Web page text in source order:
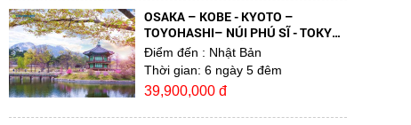
OSAKA – KOBE - KYOTO –
TOYOHASHI– NÚI PHÚ SĨ - TOKYO
6 NGÀY 5 ĐÊM TẾT ÂM LỊCH 2025
Điểm đến : Nhật Bản
Thời gian: 6 ngày 5 đêm
39,900,000 đ